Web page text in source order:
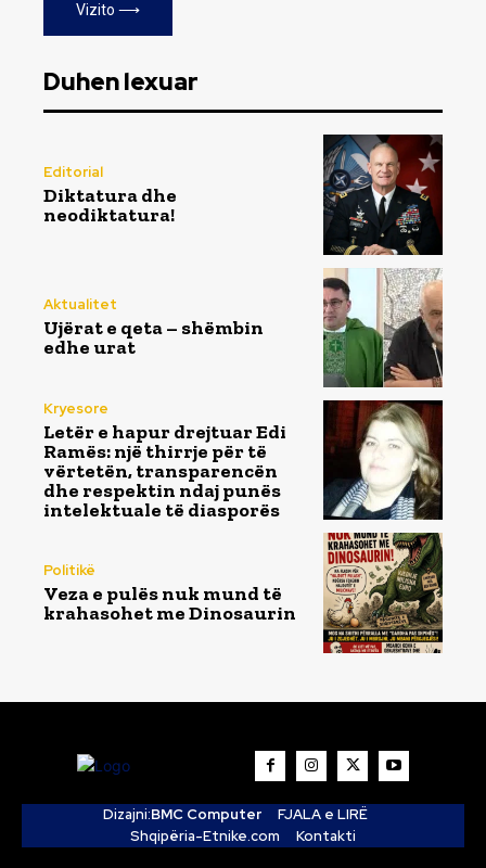
Vizito ⟶
Duhen lexuar
Editorial
Diktatura dhe
neodiktatura!
Aktualitet
Ujërat e qeta – shëmbin
edhe urat
Kryesore
Letër e hapur drejtuar Edi
Ramës: një thirrje për të
vërtetën, transparencën
dhe respektin ndaj punës
intelektuale të diasporës
Politikë
Veza e pulës nuk mund të
krahasohet me Dinosaurin
Dizajni:BMC Computer
FJALA e LIRË
Shqipëria-Etnike.com
Kontakti